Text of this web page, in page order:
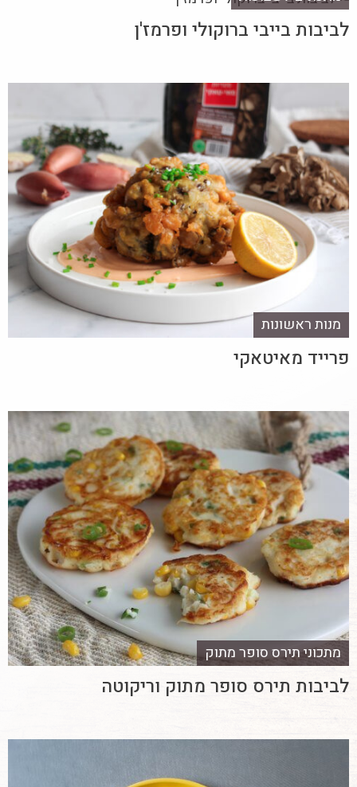
לביבות בייבי ברוקולי ופרמז'ן
מנות ראשונות
פרייד מאיטאקי
מתכוני תירס סופר מתוק
לביבות תירס סופר מתוק וריקוטה